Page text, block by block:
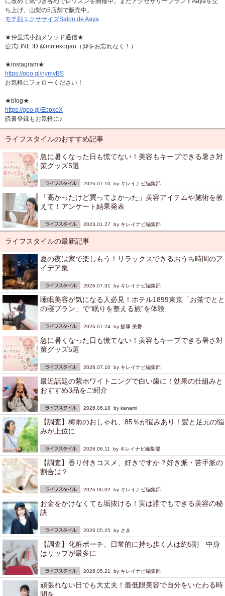
ち上げ、山梨の5店舗で販売中。
モテ顔エクササイズSalon de Aaya
★仲里式小顔メソッド通信★
公式LINE ID @motekogao（@をお忘れなく！）
★instagram★
https://goo.gl/nymvBS
お気軽にフォローください！
★blog★
https://goo.gl/EbpxoX
読書登録もお気軽に♪
ライフスタイルのおすすめ記事
急に暑くなった日も慌てない！美容もキープできる暑さ対
策グッズ5選
2026.07.10 by キレイナビ編集部
「高かったけど買ってよかった」美容アイテムや施術を教
えて！アンケート結果発表
2023.01.27 by キレイナビ編集部
ライフスタイルの最新記事
夏の夜は家で楽しもう！リラックスできるおうち時間のア
イデア集
2026.07.31 by キレイナビ編集部
睡眠美容が気になる人必見！ホテル1899東京「お茶でとと
の寝プラン」で”眠りを整える旅”を体験
2026.07.24 by 飯塚 美香
急に暑くなった日も慌てない！美容もキープできる暑さ対
策グッズ5選
2026.07.10 by キレイナビ編集部
最近話題の紫ホワイトニングで白い歯に！効果の仕組みと
おすすめ3品をご紹介
2026.06.18 by kanami
【調査】梅雨のおしゃれ、85％が悩みあり！髪と足元の悩
みが上位に
2026.06.11 by キレイナビ編集部
【調査】香り付きコスメ、好きですか？好き派・苦手派の
割合は？
2026.06.02 by キレイナビ編集部
お金をかけなくても垢抜ける！実は誰でもできる美容の秘
訣
2026.05.25 by さき
【調査】化粧ポーチ、日常的に持ち歩く人は約5割 中身
はリップが最多に
2026.05.21 by キレイナビ編集部
頑張れない日でも大丈夫！最低限美容で自分をいたわる時
間を